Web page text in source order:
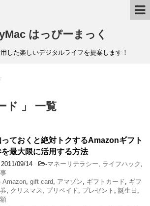
はっぴーまっく
した楽しいデジタルライフを提案します！
ド 」 一覧
っておくと絶対トクするAmazonギフト
を最大限に活用する方法
2011/09/14 -マネーリテラシー ライフハック
Amazon gift card アマゾン ギフトカード
ギフ
クリスマス プリペイド プレゼント 誕生日